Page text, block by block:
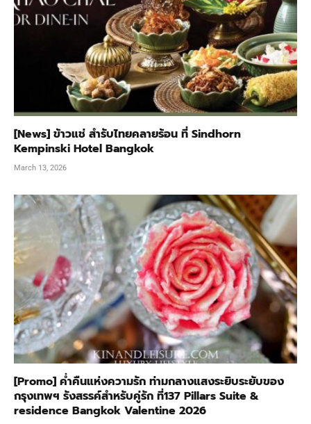
[News] ข้าวแช่ สำรับไทยคลายร้อน ที่ Sindhorn
Kempinski Hotel Bangkok
March 13, 2026
[Promo] ค่ำคืนแห่งความรัก ท่ามกลางแสงระยิบระยับของ
กรุงเทพฯ รังสรรค์สำหรับคู่รัก ที่137 Pillars Suite &
residence Bangkok Valentine 2026